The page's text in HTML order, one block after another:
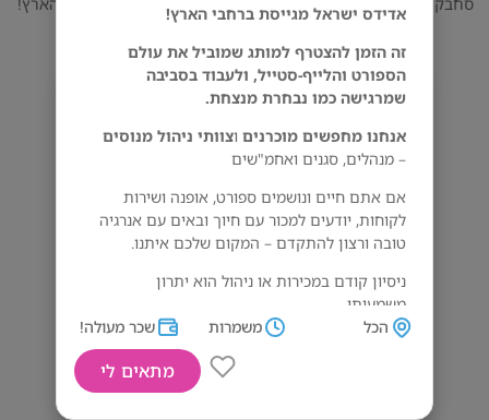
אדידס ישראל מגייסת ברחבי הארץ!
זה הזמן להצטרף למותג שמוביל את עולם
הספורט והלייף-סטייל, ולעבוד בסביבה
שמרגישה כמו נבחרת מנצחת.
אנחנו מחפשים מוכרנים וצוותי ניהול מנוסים
– מנהלים, סגנים ואחמ"שים
אם אתם חיים ונושמים ספורט, אופנה ושירות
לקוחות, יודעים למכור עם חיוך ובאים עם אנרגיה
טובה ורצון להתקדם – המקום שלכם איתנו.
ניסיון קודם במכירות או ניהול הוא יתרון
משמעותי.
💰 שכר מתגמל + בונוסים
🕒 משמרות גמישות שמתאימות גם לסטודנטים
הכל משמרות שכר מעולה!
מתאים לי
Adidas
מוכרנים/ אחמ"שים/ מנהלים ברחבי